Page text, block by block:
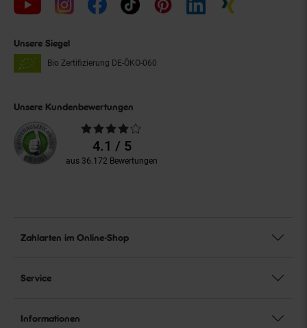
Unsere Siegel
Bio Zertifizierung DE-ÖKO-060
Unsere Kundenbewertungen
Durchschnittliche
Bewertungen4.1 / 5
aus 36.172 Bewertungen
Zahlarten im Online-Shop
Service
Informationen